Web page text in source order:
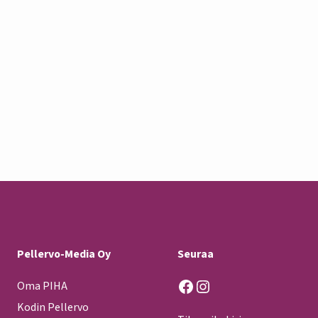
Pellervo-Media Oy
Oma PIHA
Kodin Pellervo
Seuraa
Facebook
Instagram